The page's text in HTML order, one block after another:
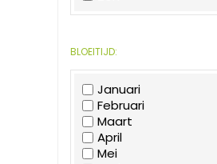
BLOEITIJD:
Januari
Februari
Maart
April
Mei